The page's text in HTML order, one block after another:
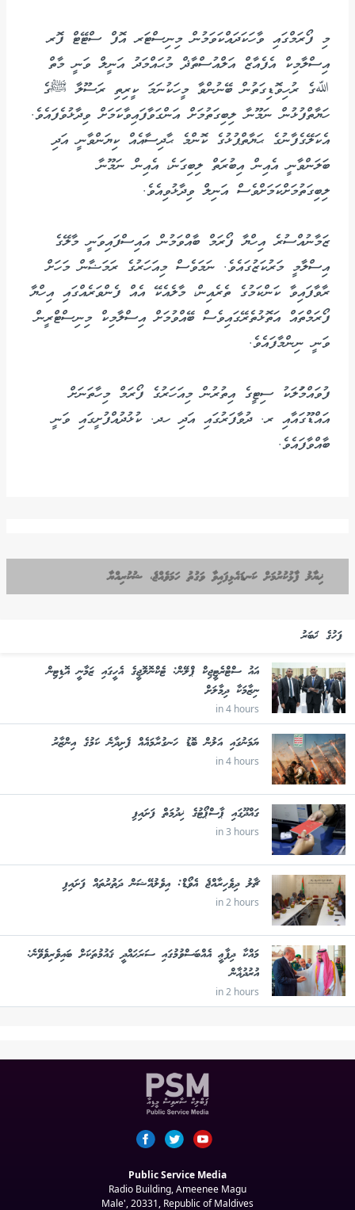
މި ފޯރަމްގައި ވާހަކަދައްކަވަމުން މިނިސްޓަރ އޮފް ސްޓޭޓް ފޮރ
އިސްލާމިކް އެފެއާޒް އަލްއުސްތާޛް މުޙައްމަދު އަނީލް ވަނީ މާތް
ﷲގެ ރުހިވޮޑިގަތުން ބޭނުންވާ މީހަކުނަމަ ކީރިތި ރަސޫލާ ﷺގެ
ހަޔާތްފުޅުން ނަމޫނާ ލިބިގަތުމަށް އަންގަވާފައިވާކަމަށް ވިދާޅުވެފައެވެ.
އެކަލޭގެފާނުގެ ޙަޔާތްޕުޅުގެ ކޮންމެ ޙާދިސާއެއް ކިޔަންވާނީ އަދި
ބަލަންވާނީ އެއިން އިބުރަތް ލިބިގަނެ، އެއިން ނަމޫނާ
ލިބިގަތުމަށްކަމަށްވެސް އަނިލް ވިދާޅުވިއެވެ.
ޒަމާނުއްސުރެ އިހްޔާ ފޯރަމް ބާއްވަމުން އައިސްފައިވަނީ މާލޭގެ
އިސްލާމީ މަރުކަޒުގައެވެ. ނަމަވެސް މިއަހަރުގެ ރަމަޟާން މަހަށް
ރާވާފައިވާ ކަންކަމުގެ ތެރެއިން، މާލެއެކޭ އެއް ފެންވަރެއްގައި އިހްޔާ
ފޯރަމްތައް އަތޮޅުތެރޭގައިވެސް ބޭއްވުމަށް އިސްލާމިކް މިނިސްޓްރީން
ވަނީ ނިންމާފައެވެ.
ފުވައްމުަލަކު ސިޓީގެ އިތުރުން މިއަހަރުގެ ފޯރަމް މިހާތަނަށް
އައްޑޫގައާއި ރ. ދުވާފަރުގައި އަދި ހދ. ކުޅުދުއްފުށީގައި ވަނީ
ބާއްވާފައެވެ.
ޚިޔާލު ފާޅުކުރުމަށް ކަނޑައެޅިފައިވާ ވަގުތު ހަމަވެއްޖެ، ޝުކުރިއްޔާ
ފަހުގެ ޚަބަރު
އައު ސްޓްރެޓީޖިކް ޕްލޭން: ޓެކްނޮލޮޖީގެ އެހީގައި ޒަމާނީ އޮޑިޓިން
ނިޒާމަކާ ދިމާލަށް
in 4 hours
ޔަމަނުގައި އަލުން ބޮޑު ހަނގުރާމައެއް ފެށިދާނެ ކަމުގެ އިންޒާރު
in 4 hours
ގައްދޫގައި ޕާސްޕޯޓުގެ ޚިދުމަތް ފަށައިފި
in 3 hours
ޗާލު ދިވެހިރާއްޖެ އެވޯޑް: އިވެލުއޭޝަން ދަތުރުތައް ފަށައިފި
in 2 hours
މައްކާ ދިފާޢީ އެއްބަސްވުމުގައި ސަރަޙައްދީ ޤައުމުތަކަށް ބައިވެރިވެވޭނެ:
އުރުދުޣާން
in 2 hours
Public Service Media
Radio Building, Ameenee Magu
Male', 20331, Republic of Maldives